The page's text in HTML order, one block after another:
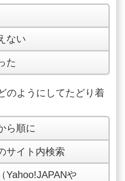
ない
た
のようにしてたどり着
ら順に
サイト内検索
Yahoo!JAPANや